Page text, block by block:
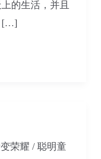
的生活，并且
[…]
荣耀 / 聪明童